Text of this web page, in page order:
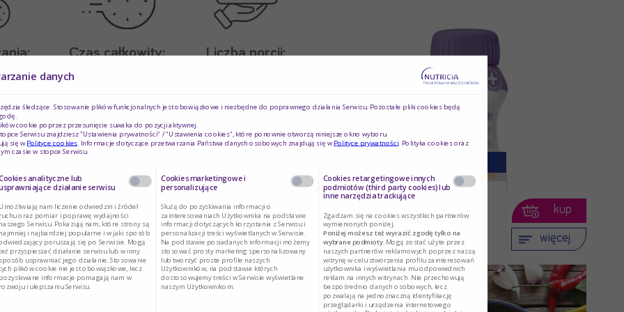
Czas całkowity:
Liczba porcji:
ok. 400 g),
inne składniki …
więcej
kup
danych
śledzące. Stosowanie plików funkcjonalnych jest obowiązkowe i niezbędne do poprawnego działania Serwisu. Pozostałe pliki cookies będą
cookie poprzez przesunięcie suwaka do pozycji aktywnej.
Serwisu znajdziesz "Ustawienia prywatności" / "Ustawienia cookies", które ponownie otworzą niniejsze okno wyboru.
się wPolityce cookies. Informacje dotyczące przetwarzania Państwa danych osobowych znajdują się wPolityce prywatności. Polityka cookies oraz
czasie w stopce Serwisu.
analityczne lub
działanie serwisu
Umożliwiają nam liczenie odwiedzin i źródeł
ruchu oraz pomiar i poprawę wydajności
naszego Serwisu. Pokazują nam, które strony są
najmniej i najbardziej popularne i w jaki sposób
poruszają się po Serwisie. Mogą
przyspieszać działanie serwisu lub w inny
sposób usprawniać jego działanie. Stosowanie
plików cookie nie jest obowiązkowe, lecz
pozyskiwane informacje pomagają nam w
rozwoju i ulepszaniu Serwisu.
Cookies marketingowe i
personalizujące
Służą do pozyskiwania informacji o
zainteresowaniach Użytkownika na podstawie
informacji dotyczących korzystania z Serwisu i
personalizacji treści wyświetlanych w Serwisie.
Na podstawie posiadanych informacji możemy
stosować prosty marketing spersonalizowany
lub tworzyć proste profile naszych
Użytkowników, na podstawie których
dostosowujemy treści w Serwisie wyświetlane
naszym Użytkownikom.
Cookies retargetingowe innych
podmiotów (third party cookies) lub
inne narzędzia trackujące
Zgadzam się na cookies wszystkich partnerów
wymienionych poniżej.
Poniżej możesz też wyrazić zgodę tylko na
wybrane podmioty. Mogą zostać użyte przez
naszych partnerów reklamowych poprzez naszą
witrynę w celu stworzenia profilu zainteresowań
użytkownika i wyświetlania mu odpowiednich
reklam na innych witrynach. Nie przechowują
bezpośrednio danych osobowych, lecz
pozwalają na jednoznaczną identyfikację
przeglądarki i urządzenia internetowego